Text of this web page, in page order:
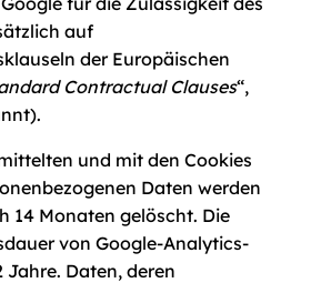
auf
der Europäischen
Contractual Clauses“,
und mit den Cookies
Daten werden
14 Monaten gelöscht. Die
von Google-Analytics-
Daten, deren